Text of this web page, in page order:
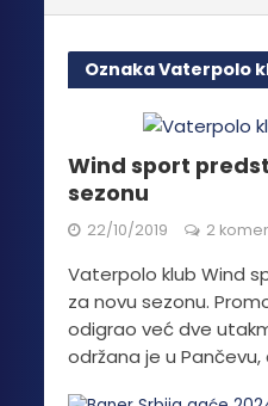
Oznaka Vaterpolo
Wind sport
sezonu
22/10/2019 2
Vaterpolo klub Wind
za novu sezonu.
odigrao već dve
održana je u Pančevu,